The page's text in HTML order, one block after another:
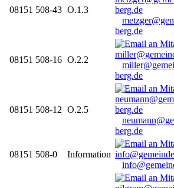
08151 508-43 O.1.3
berg.de
08151 508-16 O.2.2
berg.de
08151 508-12 O.2.5
berg.de
08151 508-0
Information